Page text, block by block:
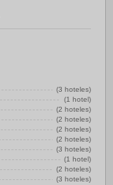
(3 hoteles)
(1 hotel)
(2 hoteles)
(2 hoteles)
(2 hoteles)
(2 hoteles)
(3 hoteles)
(1 hotel)
(2 hoteles)
(3 hoteles)